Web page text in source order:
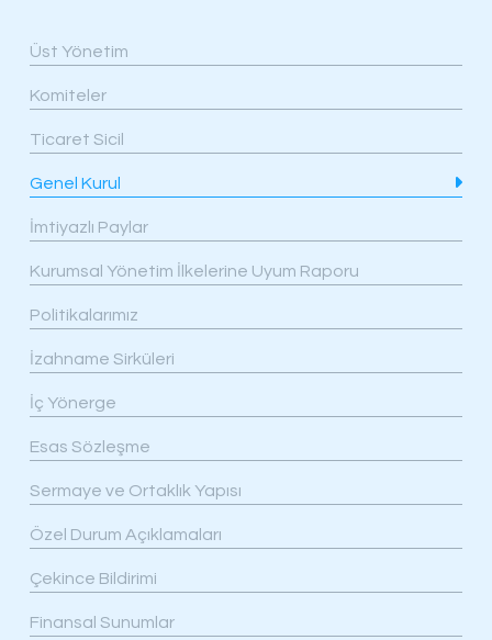
Üst Yönetim
Komiteler
Ticaret Sicil
Genel Kurul
İmtiyazlı Paylar
Kurumsal Yönetim İlkelerine Uyum Raporu
Politikalarımız
İzahname Sirküleri
İç Yönerge
Esas Sözleşme
Sermaye ve Ortaklık Yapısı
Özel Durum Açıklamaları
Çekince Bildirimi
Finansal Sunumlar